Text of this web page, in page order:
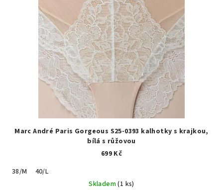
Marc André Paris Gorgeous S25-0393 kalhotky s krajkou,
bílá s růžovou
699 Kč
38/M
40/L
Skladem(1 ks)